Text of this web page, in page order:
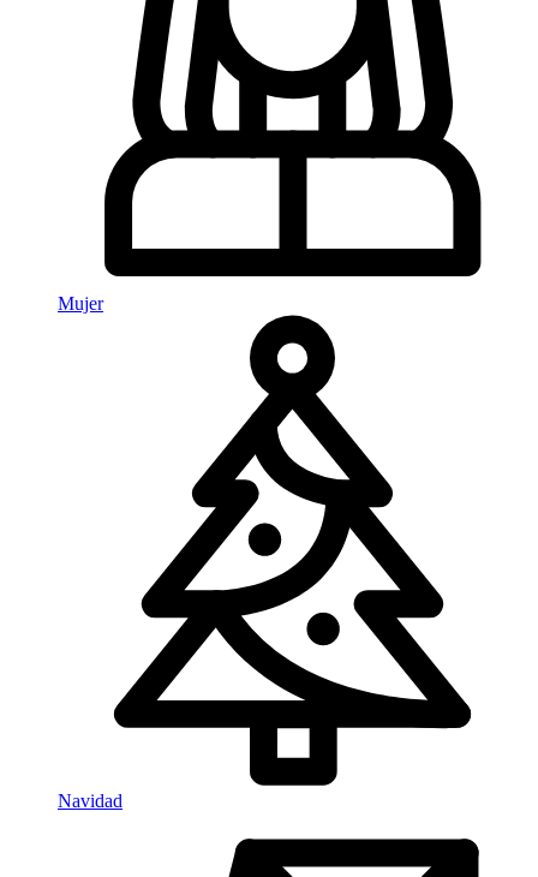
Mujer
Navidad